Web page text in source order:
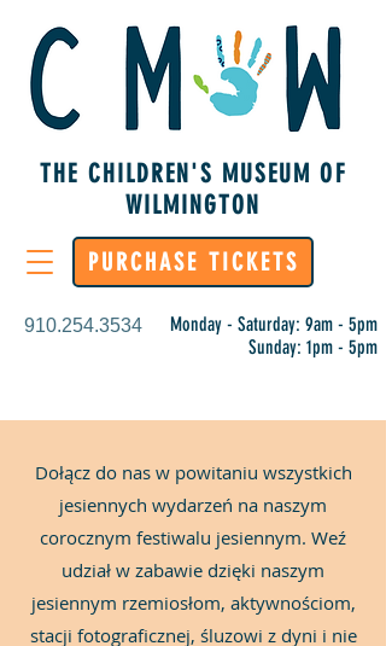
THE CHILDREN'S MUSEUM OF
WILMINGTON
910.254.3534
Monday - Saturday: 9am - 5pm
Sunday: 1pm - 5pm
PURCHASE TICKETS
Dołącz do nas w powitaniu wszystkich
jesiennych wydarzeń na naszym
corocznym festiwalu jesiennym. Weź
udział w zabawie dzięki naszym
jesiennym rzemiosłom, aktywnościom,
stacji fotograficznej, śluzowi z dyni i nie